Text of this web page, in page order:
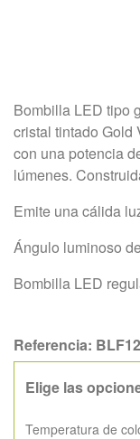
Bombilla LED tipo
cristal tintado Gold
con una potencia
lúmenes.
Emite una cálida
Ángulo luminoso
Bombilla LED
Referencia:
Elige las
Temperatura de